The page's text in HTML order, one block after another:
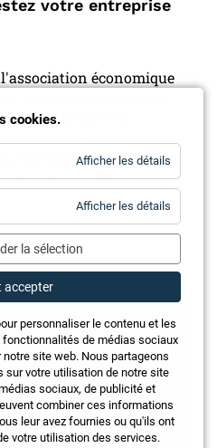
votre entreprise
économique
aux dangers du
besoins des PME vient
test est dès à présent
cookies.
Afficher les détails
Afficher les détails
la sélection
accepter
personnaliser le contenu et les
de médias sociaux
site web. Nous partageons
sur votre utilisation de notre site
sociaux, de publicité et
combiner ces informations
leur avez fournies ou qu'ils ont
votre utilisation des services.